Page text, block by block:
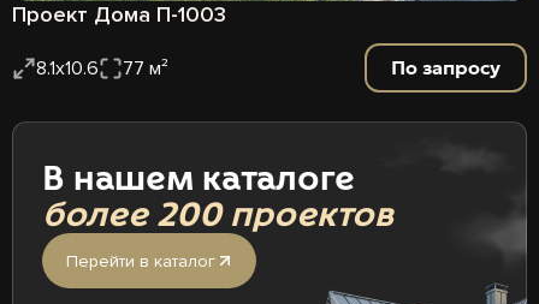
Проект Дома П-1003
8.1х10.6 77 м² По запросу
В нашем каталоге
более 200 проектов
Перейти в каталог